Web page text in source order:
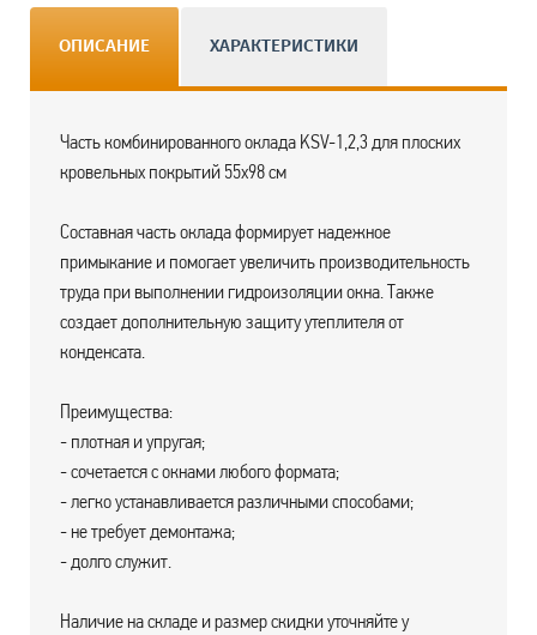
ОПИСАНИЕ ХАРАКТЕРИСТИКИ
Часть комбинированного оклада KSV-1,2,3 для плоских
кровельных покрытий 55х98 см
Составная часть оклада формирует надежное
примыкание и помогает увеличить производительность
труда при выполнении гидроизоляции окна. Также
создает дополнительную защиту утеплителя от
конденсата.
Преимущества:
- плотная и упругая;
- сочетается с окнами любого формата;
- легко устанавливается различными способами;
- не требует демонтажа;
- долго служит.
Наличие на складе и размер скидки уточняйте у